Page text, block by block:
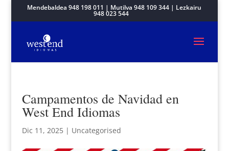
Mendebaldea 948 198 011 | Mutilva 948 109 344 | Lezkairu
948 023 544
Campamentos de Navidad en
West End Idiomas
Dic 11, 2025| Uncategorised